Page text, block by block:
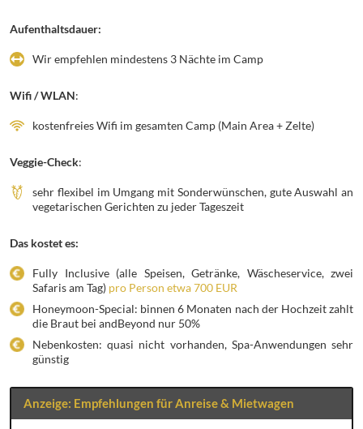
Aufenthaltsdauer:
Wir empfehlen mindestens 3 Nächte im Camp
Wifi / WLAN:
kostenfreies Wifi im gesamten Camp (Main Area + Zelte)
Veggie-Check:
sehr flexibel im Umgang mit Sonderwünschen, gute Auswahl an
vegetarischen Gerichten zu jeder Tageszeit
Das kostet es:
Fully Inclusive (alle Speisen, Getränke, Wäscheservice, zwei
Safaris am Tag) pro Person etwa 700 EUR
Honeymoon-Special: binnen 6 Monaten nach der Hochzeit zahlt
die Braut bei andBeyond nur 50%
Nebenkosten: quasi nicht vorhanden, Spa-Anwendungen sehr
günstig
Anzeige: Empfehlungen für Anreise & Mietwagen